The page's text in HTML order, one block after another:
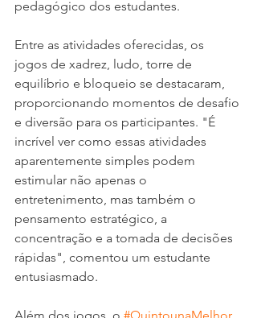
pedagógico dos estudantes.
Entre as atividades oferecidas, os
jogos de xadrez, ludo, torre de
equilíbrio e bloqueio se destacaram,
proporcionando momentos de desafio
e diversão para os participantes. "É
incrível ver como essas atividades
aparentemente simples podem
estimular não apenas o
entretenimento, mas também o
pensamento estratégico, a
concentração e a tomada de decisões
rápidas", comentou um estudante
entusiasmado.